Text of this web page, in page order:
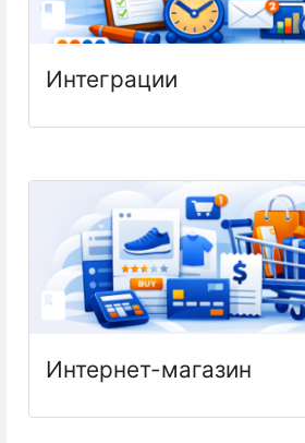
Интеграции
Интернет-магазин